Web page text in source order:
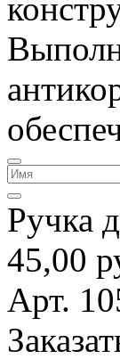
Ручка
45,00
Арт.